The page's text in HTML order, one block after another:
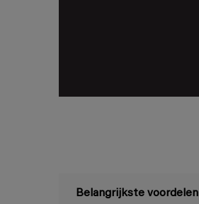
Belangrijkste voordelen